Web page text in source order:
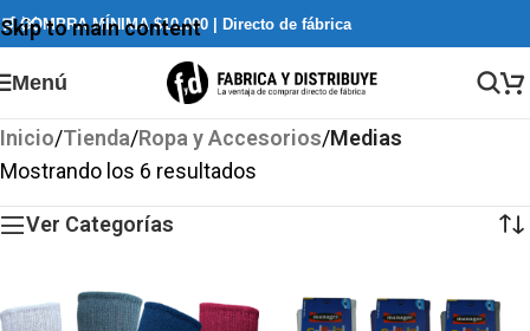
Skip to main content
🛒 COMPRA MÍNIMA $10.000 | Directo de fábrica
Menú
Inicio/Tienda/Ropa y Accesorios/Medias
Mostrando los 6 resultados
Ver Categorías